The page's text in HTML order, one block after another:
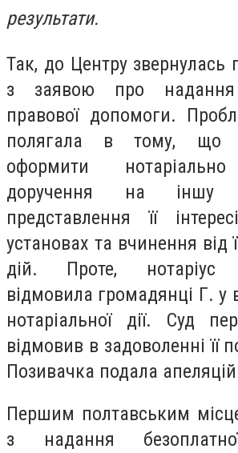
результати.
Так, до Центру звернулась
з заявою про надання
правової допомоги.
полягала в тому, що
оформити нотаріально
доручення на іншу
представлення її
установах та вчинення від
дій. Проте, нотаріус
відмовила громадянці Г. у
нотаріальної дії. Суд
відмовив в задоволенні її
Позивачка подала
Першим полтавським
з надання